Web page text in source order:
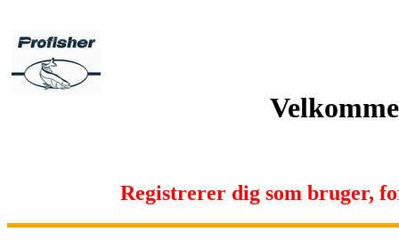
Registrerer dig som bruger,